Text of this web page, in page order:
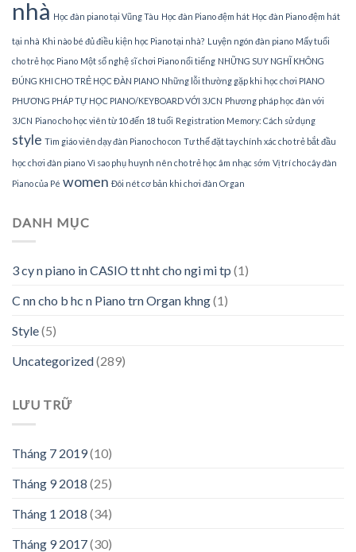
nhà Học đàn piano tại Vũng Tàu Học đàn Piano đệm hát Học đàn Piano đệm hát
tại nhà Khi nào bé đủ điều kiện học Piano tại nhà? Luyện ngón đàn piano Mấy tuổi
cho trẻ học Piano Một số nghệ sĩ chơi Piano nổi tiếng NHỮNG SUY NGHĨ KHÔNG
ĐÚNG KHI CHO TRẺ HỌC ĐÀN PIANO Những lỗi thường gặp khi học chơi PIANO
PHƯƠNG PHÁP TỰ HỌC PIANO/KEYBOARD VỚI 3JCN Phương pháp học đàn với
3JCN Piano cho học viên từ 10 đến 18 tuổi Registration Memory: Cách sử dụng
style Tìm giáo viên dạy đàn Piano cho con Tư thế đặt tay chính xác cho trẻ bắt đầu
học chơi đàn piano Vì sao phụ huynh nên cho trẻ học âm nhạc sớm Vị trí cho cây đàn
Piano của Pé women Đôi nét cơ bản khi chơi đàn Organ
DANH MỤC
3 cy n piano in CASIO tt nht cho ngi mi tp (1)
C nn cho b hc n Piano trn Organ khng(1)
Style(5)
Uncategorized(289)
LƯU TRỮ
Tháng 7 2019(10)
Tháng 9 2018 (25)
Tháng 1 2018 (34)
Tháng 9 2017(30)